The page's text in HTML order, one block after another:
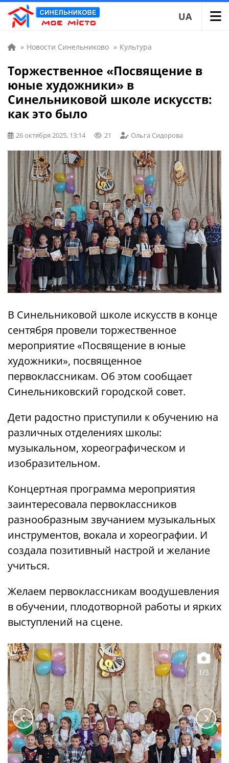
UA
» Новости Синельниково » Культура
Торжественное «Посвящение в
юные художники» в
Синельниковой школе искусств:
как это было
26 октября 2025, 13:14 21 Ольга Сидорова
В Синельниковой школе искусств в конце
сентября провели торжественное
мероприятие «Посвящение в юные
художники», посвященное
первоклассникам. Об этом сообщает
Синельниковский городской совет.
Дети радостно приступили к обучению на
различных отделениях школы:
музыкальном, хореографическом и
изобразительном.
Концертная программа мероприятия
заинтересовала первоклассников
разнообразным звучанием музыкальных
инструментов, вокала и хореографии. И
создала позитивный настрой и желание
учиться.
Желаем первоклассникам воодушевления
в обучении, плодотворной работы и ярких
выступлений на сцене.
1/3